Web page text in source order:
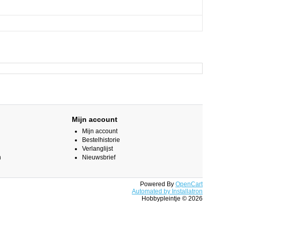
Mijn account
Mijn account
Bestelhistorie
Verlanglijst
Nieuwsbrief
Powered By OpenCart
Automated by Installatron
Hobbypleintje © 2026